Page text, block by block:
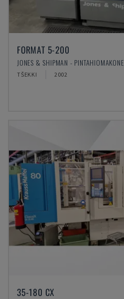
FORMAT 5-200
JONES & SHIPMAN - PINTAHIOMAKONE
TŠEKKI 2002
35-180 CX